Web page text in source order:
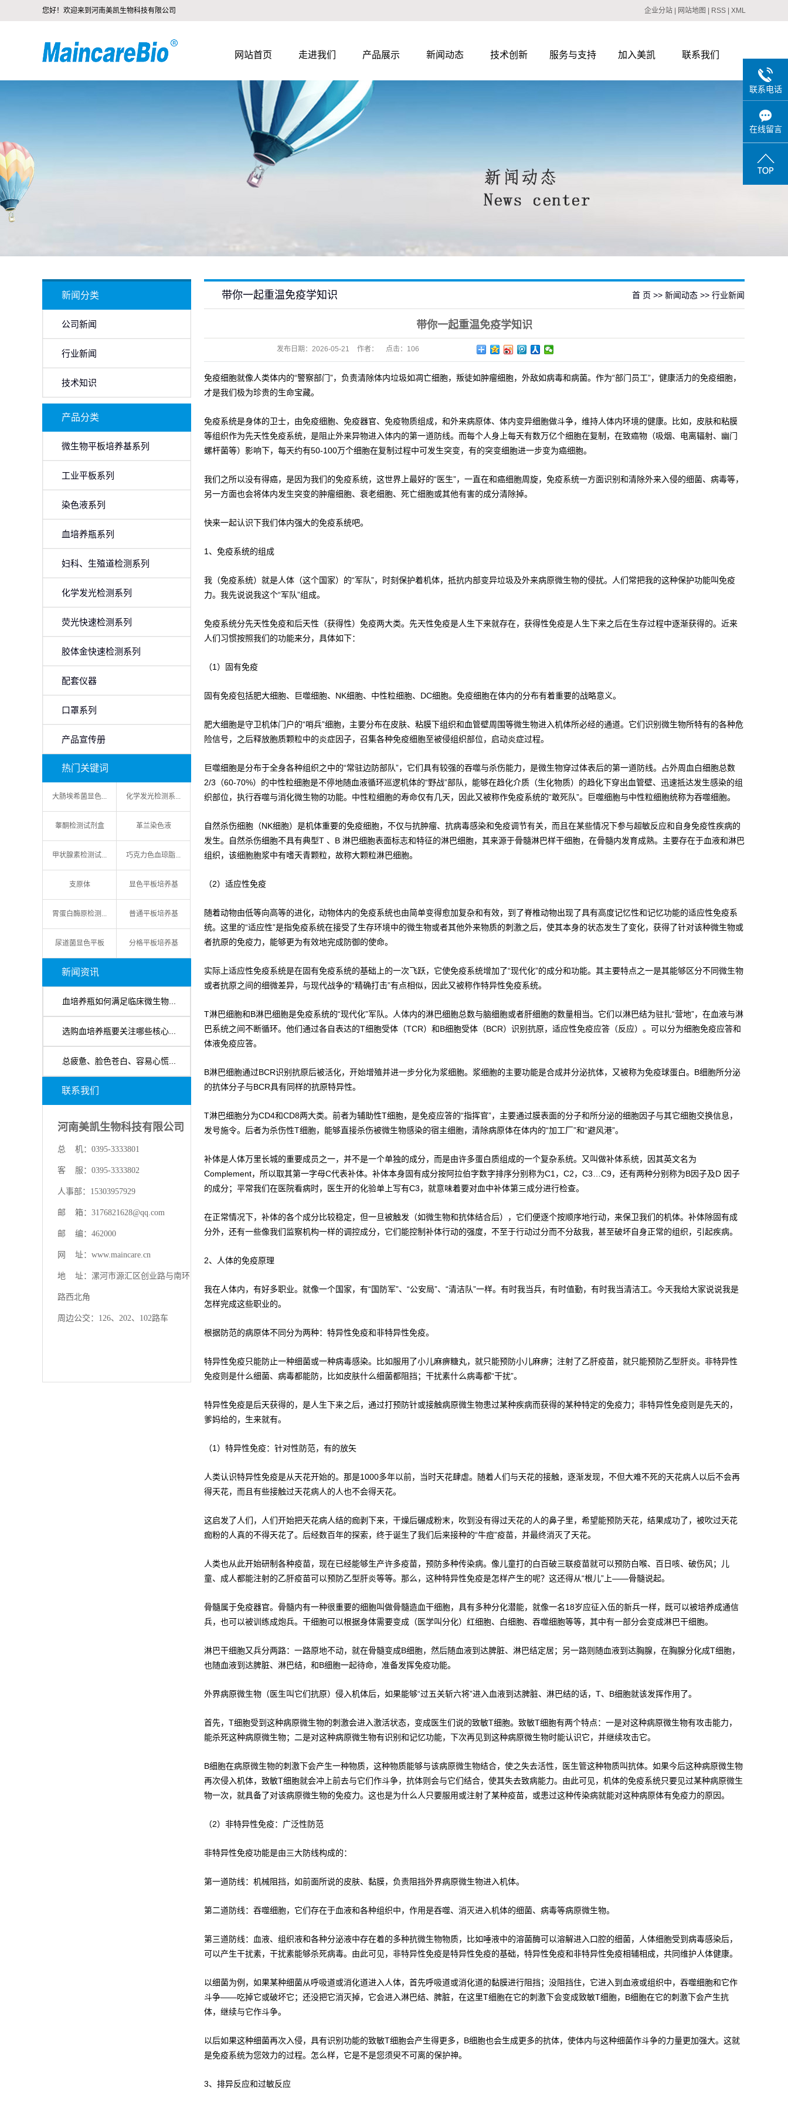
您好！欢迎来到河南美凯生物科技有限公司 企业分站 网站地图 RSS XML
网站首页 走进我们 产品展示 新闻动态 技术创新 服务与支持 加入美凯 联系我们
新闻分类
公司新闻
行业新闻
技术知识
产品分类
微生物平板培养基系列
工业平板系列
染色液系列
血培养瓶系列
妇科、生殖道检测系列
化学发光检测系列
荧光快速检测系列
胶体金快速检测系列
配套仪器
口罩系列
产品宣传册
热门关键词
大肠埃希菌显色... 化学发光检测系...
睾酮检测试剂盒 革兰染色液
甲状腺素检测试... 巧克力色血琼脂...
支原体 显色平板培养基
胃蛋白酶原检测... 普通平板培养基
尿道菌显色平板 分格平板培养基
新闻资讯
血培养瓶如何满足临床微生物...
选购血培养瓶要关注哪些核心...
总疲惫、脸色苍白、容易心慌...
联系我们
河南美凯生物科技有限公司
总 机：0395-3333801
客 服：0395-3333802
人事部：15303957929
邮 箱：3176821628@qq.com
邮 编：462000
网 址：www.maincare.cn
地 址：漯河市源汇区创业路与南环
路西北角
周边公交：126、202、102路车
带你一起重温免疫学知识 首 页 >> 新闻动态 >> 行业新闻
带你一起重温免疫学知识
发布日期： 2026-05-21 作者： 点击： 106
免疫细胞就像人类体内的“警察部门”，负责清除体内垃圾如凋亡细胞，叛徒如肿瘤细胞，外敌如病毒和病菌。作为“部门员工”，健康活力的免疫细胞，
才是我们极为珍贵的生命宝藏。
免疫系统是身体的卫士，由免疫细胞、免疫器官、免疫物质组成，和外来病原体、体内变异细胞做斗争，维持人体内环境的健康。比如，皮肤和粘膜
等组织作为先天性免疫系统，是阻止外来异物进入体内的第一道防线。而每个人身上每天有数万亿个细胞在复制，在致癌物（吸烟、电离辐射、幽门
螺杆菌等）影响下，每天约有50-100万个细胞在复制过程中可发生突变，有的突变细胞进一步变为癌细胞。
我们之所以没有得癌，是因为我们的免疫系统，这世界上最好的“医生”，一直在和癌细胞周旋，免疫系统一方面识别和清除外来入侵的细菌、病毒等，
另一方面也会将体内发生突变的肿瘤细胞、衰老细胞、死亡细胞或其他有害的成分清除掉。
快来一起认识下我们体内强大的免疫系统吧。
1、免疫系统的组成
我（免疫系统）就是人体（这个国家）的“军队”，时刻保护着机体，抵抗内部变异垃圾及外来病原微生物的侵扰。人们常把我的这种保护功能叫免疫
力。我先说说我这个“军队”组成。
免疫系统分先天性免疫和后天性（获得性）免疫两大类。先天性免疫是人生下来就存在，获得性免疫是人生下来之后在生存过程中逐渐获得的。近来
人们习惯按照我们的功能来分，具体如下：
（1）固有免疫
固有免疫包括肥大细胞、巨噬细胞、NK细胞、中性粒细胞、DC细胞。免疫细胞在体内的分布有着重要的战略意义。
肥大细胞是守卫机体门户的“哨兵”细胞，主要分布在皮肤、粘膜下组织和血管壁周围等微生物进入机体所必经的通道。它们识别微生物所特有的各种危
险信号，之后释放胞质颗粒中的炎症因子，召集各种免疫细胞至被侵组织部位，启动炎症过程。
巨噬细胞是分布于全身各种组织之中的“常驻边防部队”，它们具有较强的吞噬与杀伤能力，是微生物穿过体表后的第一道防线。占外周血白细胞总数
2/3（60-70%）的中性粒细胞是不停地随血液循环巡逻机体的“野战”部队，能够在趋化介质（生化物质）的趋化下穿出血管壁、迅速抵达发生感染的组
织部位，执行吞噬与消化微生物的功能。中性粒细胞的寿命仅有几天，因此又被称作免疫系统的“敢死队”。巨噬细胞与中性粒细胞统称为吞噬细胞。
自然杀伤细胞（NK细胞）是机体重要的免疫细胞，不仅与抗肿瘤、抗病毒感染和免疫调节有关，而且在某些情况下参与超敏反应和自身免疫性疾病的
发生。自然杀伤细胞不具有典型T 、B 淋巴细胞表面标志和特征的淋巴细胞，其来源于骨髓淋巴样干细胞，在骨髓内发育成熟。主要存在于血液和淋巴
组织，该细胞胞浆中有嗜天青颗粒，故称大颗粒淋巴细胞。
（2）适应性免疫
随着动物由低等向高等的进化，动物体内的免疫系统也由简单变得愈加复杂和有效，到了脊椎动物出现了具有高度记忆性和记忆功能的适应性免疫系
统。这里的“适应性”是指免疫系统在接受了生存环境中的微生物或者其他外来物质的刺激之后，使其本身的状态发生了变化，获得了针对该种微生物或
者抗原的免疫力，能够更为有效地完成防御的使命。
实际上适应性免疫系统是在固有免疫系统的基础上的一次飞跃，它使免疫系统增加了“现代化”的成分和功能。其主要特点之一是其能够区分不同微生物
或者抗原之间的细微差异，与现代战争的“精确打击”有点相似，因此又被称作特异性免疫系统。
T淋巴细胞和B淋巴细胞是免疫系统的“现代化”军队。人体内的淋巴细胞总数与脑细胞或者肝细胞的数量相当。它们以淋巴结为驻扎“营地”，在血液与淋
巴系统之间不断循环。他们通过各自表达的T细胞受体（TCR）和B细胞受体（BCR）识别抗原，适应性免疫应答（反应）。可以分为细胞免疫应答和
体液免疫应答。
B淋巴细胞通过BCR识别抗原后被活化，开始增殖并进一步分化为浆细胞。浆细胞的主要功能是合成并分泌抗体，又被称为免疫球蛋白。B细胞所分泌
的抗体分子与BCR具有同样的抗原特异性。
T淋巴细胞分为CD4和CD8两大类。前者为辅助性T细胞，是免疫应答的“指挥官”，主要通过膜表面的分子和所分泌的细胞因子与其它细胞交换信息，
发号施令。后者为杀伤性T细胞，能够直接杀伤被微生物感染的宿主细胞，清除病原体在体内的“加工厂”和“避风港”。
补体是人体万里长城的重要成员之一，并不是一个单独的成分，而是由许多蛋白质组成的一个复杂系统。又叫做补体系统，因其英文名为
Complement，所以取其第一字母C代表补体。补体本身固有成分按阿拉伯字数字排序分别称为C1，C2，C3…C9，还有两种分别称为B因子及D 因子
的成分；平常我们在医院看病时，医生开的化验单上写有C3，就意味着要对血中补体第三成分进行检查。
在正常情况下，补体的各个成分比较稳定，但一旦被触发（如微生物和抗体结合后），它们便逐个按顺序地行动，来保卫我们的机体。补体除固有成
分外，还有一些像我们监察机构一样的调控成分，它们能控制补体行动的强度，不至于行动过分而不分敌我，甚至破坏自身正常的组织，引起疾病。
2、人体的免疫原理
我在人体内，有好多职业。就像一个国家，有“国防军”、“公安局”、“清洁队”一样。有时我当兵，有时值勤，有时我当清洁工。今天我给大家说说我是
怎样完成这些职业的。
根据防范的病原体不同分为两种：特异性免疫和非特异性免疫。
特异性免疫只能防止一种细菌或一种病毒感染。比如服用了小儿麻痹糖丸，就只能预防小儿麻痹；注射了乙肝疫苗，就只能预防乙型肝炎。非特异性
免疫则是什么细菌、病毒都能防，比如皮肤什么细菌都阻挡；干扰素什么病毒都“干扰”。
特异性免疫是后天获得的，是人生下来之后，通过打预防针或接触病原微生物患过某种疾病而获得的某种特定的免疫力；非特异性免疫则是先天的，
爹妈给的，生来就有。
（1）特异性免疫：针对性防范，有的放矢
人类认识特异性免疫是从天花开始的。那是1000多年以前，当时天花肆虐。随着人们与天花的接触，逐渐发现，不但大难不死的天花病人以后不会再
得天花，而且有些接触过天花病人的人也不会得天花。
这启发了人们，人们开始把天花病人结的痂剥下来，干燥后碾成粉末，吹到没有得过天花的人的鼻子里，希望能预防天花，结果成功了，被吹过天花
痂粉的人真的不得天花了。后经数百年的探索，终于诞生了我们后来接种的“牛痘”疫苗，并最终消灭了天花。
人类也从此开始研制各种疫苗，现在已经能够生产许多疫苗，预防多种传染病。像儿童打的白百破三联疫苗就可以预防白喉、百日咳、破伤风；儿
童、成人都能注射的乙肝疫苗可以预防乙型肝炎等等。那么，这种特异性免疫是怎样产生的呢？这还得从“根儿”上——骨髓说起。
骨髓属于免疫器官。骨髓内有一种很重要的细胞叫做骨髓造血干细胞，具有多种分化潜能，就像一名18岁应征入伍的新兵一样，既可以被培养成通信
兵，也可以被训练成炮兵。干细胞可以根据身体需要变成（医学叫分化）红细胞、白细胞、吞噬细胞等等，其中有一部分会变成淋巴干细胞。
淋巴干细胞又兵分两路：一路原地不动，就在骨髓变成B细胞，然后随血液到达脾脏、淋巴结定居；另一路则随血液到达胸腺，在胸腺分化成T细胞，
也随血液到达脾脏、淋巴结，和B细胞一起待命，准备发挥免疫功能。
外界病原微生物（医生叫它们抗原）侵入机体后，如果能够“过五关斩六将”进入血液到达脾脏、淋巴结的话，T、B细胞就该发挥作用了。
首先，T细胞受到这种病原微生物的刺激会进入激活状态，变成医生们说的致敏T细胞。致敏T细胞有两个特点：一是对这种病原微生物有攻击能力，
能杀死这种病原微生物；二是对这种病原微生物有识别和记忆功能，下次再见到这种病原微生物时能认识它，并继续攻击它。
B细胞在病原微生物的刺激下会产生一种物质，这种物质能够与该病原微生物结合，使之失去活性，医生管这种物质叫抗体。如果今后这种病原微生物
再次侵入机体，致敏T细胞就会冲上前去与它们作斗争，抗体则会与它们结合，使其失去致病能力。由此可见，机体的免疫系统只要见过某种病原微生
物一次，就具备了对该病原微生物的免疫力。这也是为什么人只要服用或注射了某种疫苗，或患过这种传染病就能对这种病原体有免疫力的原因。
（2）非特异性免疫：广泛性防范
非特异性免疫功能是由三大防线构成的：
第一道防线：机械阻挡，如前面所说的皮肤、黏膜，负责阻挡外界病原微生物进入机体。
第二道防线：吞噬细胞，它们存在于血液和各种组织中，作用是吞噬、消灭进入机体的细菌、病毒等病原微生物。
第三道防线：血液、组织液和各种分泌液中存在着的多种抗微生物物质，比如唾液中的溶菌酶可以溶解进入口腔的细菌，人体细胞受到病毒感染后，
可以产生干扰素，干扰素能够杀死病毒。由此可见，非特异性免疫是特异性免疫的基础，特异性免疫和非特异性免疫相辅相成，共同维护人体健康。
以细菌为例，如果某种细菌从呼吸道或消化道进入人体，首先呼吸道或消化道的黏膜进行阻挡；没阻挡住，它进入到血液或组织中，吞噬细胞和它作
斗争——吃掉它或破坏它；还没把它消灭掉，它会进入淋巴结、脾脏，在这里T细胞在它的刺激下会变成致敏T细胞，B细胞在它的刺激下会产生抗
体，继续与它作斗争。
以后如果这种细菌再次入侵，具有识别功能的致敏T细胞会产生得更多，B细胞也会生成更多的抗体，使体内与这种细菌作斗争的力量更加强大。这就
是免疫系统为您效力的过程。怎么样，它是不是您须臾不可离的保护神。
3、排异反应和过敏反应
联系电话
在线留言